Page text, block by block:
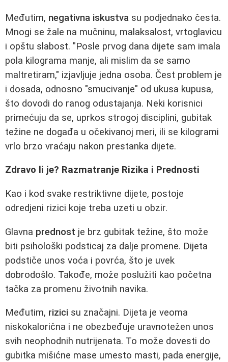
Međutim, negativna iskustva su podjednako česta.
Mnogi se žale na mučninu, malaksalost, vrtoglavicu
i opštu slabost. "Posle prvog dana dijete sam imala
pola kilograma manje, ali mislim da se samo
maltretiram," izjavljuje jedna osoba. Čest problem je
i dosada, odnosno "smucivanje" od ukusa kupusa,
što dovodi do ranog odustajanja. Neki korisnici
primećuju da se, uprkos strogoj disciplini, gubitak
težine ne događa u očekivanoj meri, ili se kilogrami
vrlo brzo vraćaju nakon prestanka dijete.
Zdravo li je? Razmatranje Rizika i Prednosti
Kao i kod svake restriktivne dijete, postoje
odredjeni rizici koje treba uzeti u obzir.
Glavna prednost je brz gubitak težine, što može
biti psihološki podsticaj za dalje promene. Dijeta
podstiče unos voća i povrća, što je uvek
dobrodošlo. Takođe, može poslužiti kao početna
tačka za promenu životnih navika.
Međutim, rizici su značajni. Dijeta je veoma
niskokalorična i ne obezbeđuje uravnotežen unos
svih neophodnih nutrijenata. To može dovesti do
gubitka mišićne mase umesto masti, pada energije,